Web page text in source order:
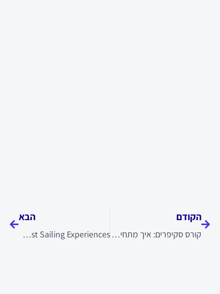
הקודם
קורס סקיפרים: איך מתחילים את הדרך לעולם השייט
הבא
Sailing Cyprus: A Guide to the Best Sailing Experiences